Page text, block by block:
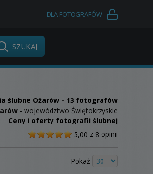
DLA FOTOGRAFÓW
ślubne Ożarów - 13 fotografów
- województwo Świętokrzyskie
Ceny i oferty fotografii ślubnej
5,00 /z 8 opinii
Pokaż